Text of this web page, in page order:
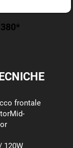
frontale
120W